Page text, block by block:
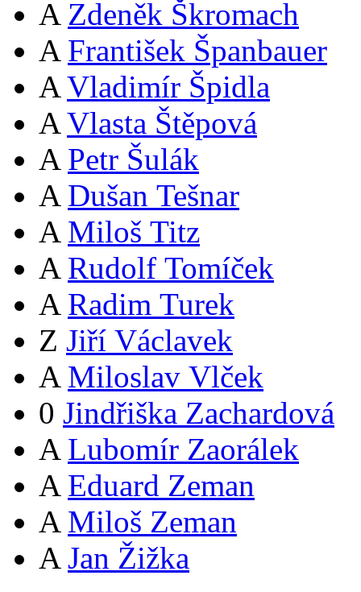
A Zdeněk Škromach
A František Španbauer
A Vladimír Špidla
A Vlasta Štěpová
A Petr Šulák
A Dušan Tešnar
A Miloš Titz
A Rudolf Tomíček
A Radim Turek
Z Jiří Václavek
A Miloslav Vlček
0 Jindřiška Zachardová
A Lubomír Zaorálek
A Eduard Zeman
A Miloš Zeman
A Jan Žižka